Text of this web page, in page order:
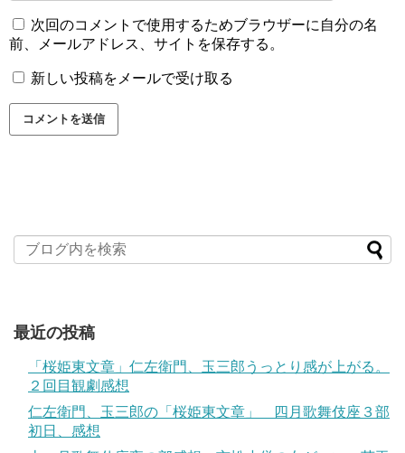
次回のコメントで使用するためブラウザーに自分の名
前、メールアドレス、サイトを保存する。
新しい投稿をメールで受け取る
最近の投稿
「桜姫東文章」仁左衛門、玉三郎うっとり感が上がる。
２回目観劇感想
仁左衛門、玉三郎の「桜姫東文章」 四月歌舞伎座３部
初日、感想